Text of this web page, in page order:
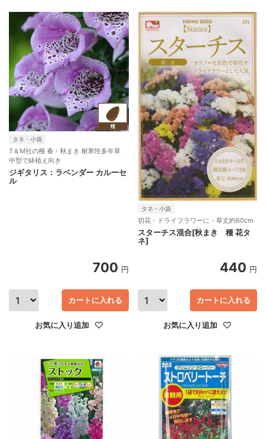
タネ・小袋
T＆M社の種 春・秋まき 耐寒性多年草
中型で鉢植え向き
ジギタリス：ラベンダー カルーセ
ル
700 円
お気に入り追加
カートに入れる
タネ・小袋
切花・ドライフラワーに・草丈約60cm
スターチス混合[秋まき 種 花タ
ネ]
440 円
お気に入り追加
カートに入れる